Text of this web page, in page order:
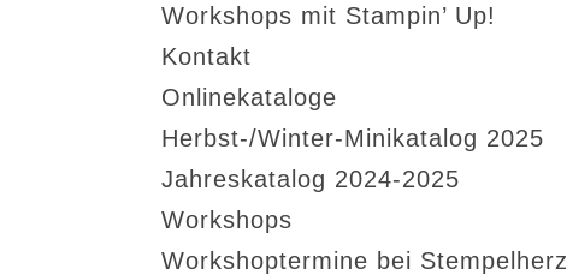
Workshops mit Stampin’ Up!
Kontakt
Onlinekataloge
Herbst-/Winter-Minikatalog 2025
Jahreskatalog 2024-2025
Workshops
Workshoptermine bei Stempelherz